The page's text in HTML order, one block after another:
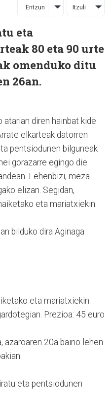
Entzun Itzuli
eta
80 eta 90 urte
omenduko ditu
26an.
atarian diren hainbat kide
elkarteak datorren
pentsiodunen bilguneak
gorazarre egingo die
Lehenbizi, meza
elizan. Segidan,
eta mariatxiekin.
bilduko dira Aginaga
eta mariatxiekin.
Prezioa: 45 euro
azaroaren 20a baino lehen
eta pentsiodunen